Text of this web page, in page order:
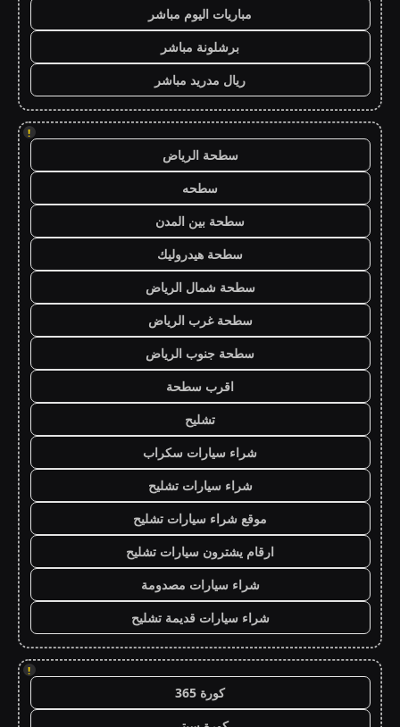
مباريات اليوم مباشر
برشلونة مباشر
ريال مدريد مباشر
!
سطحة الرياض
سطحه
سطحة بين المدن
سطحة هيدروليك
سطحة شمال الرياض
سطحة غرب الرياض
سطحة جنوب الرياض
اقرب سطحة
تشليح
شراء سيارات سكراب
شراء سيارات تشليح
موقع شراء سيارات تشليح
ارقام يشترون سيارات تشليح
شراء سيارات مصدومة
شراء سيارات قديمة تشليح
!
كورة 365